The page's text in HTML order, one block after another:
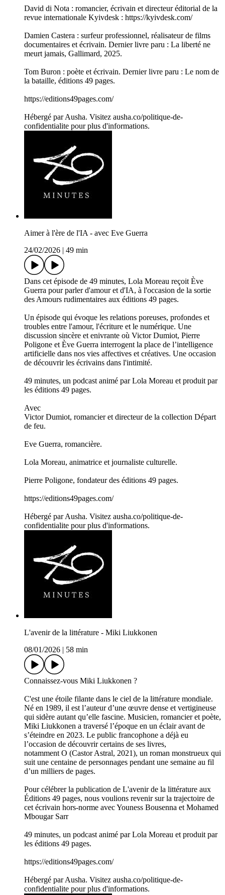
David di Nota : romancier, écrivain et directeur éditorial de la
revue internationale Kyivdesk : https://kyivdesk.com/
Damien Castera : surfeur professionnel, réalisateur de films
documentaires et écrivain. Dernier livre paru : La liberté ne
meurt jamais, Gallimard, 2025.
Tom Buron : poète et écrivain. Dernier livre paru : Le nom de
la bataille, éditions 49 pages.
https://editions49pages.com/
Hébergé par Ausha. Visitez ausha.co/politique-de-
confidentialite pour plus d'informations.
Aimer à l'ère de l'IA - avec Eve Guerra
24/02/2026 | 49 min
Dans cet épisode de 49 minutes, Lola Moreau reçoit Ève
Guerra pour parler d'amour et d'IA, à l'occasion de la sortie
des Amours rudimentaires aux éditions 49 pages.
Un épisode qui évoque les relations poreuses, profondes et
troubles entre l'amour, l'écriture et le numérique. Une
discussion sincère et enivrante où Victor Dumiot, Pierre
Poligone et Ève Guerra interrogent la place de l’intelligence
artificielle dans nos vies affectives et créatives. Une occasion
de découvrir les écrivains dans l'intimité.
49 minutes, un podcast animé par Lola Moreau et produit par
les éditions 49 pages.
Avec
Victor Dumiot, romancier et directeur de la collection Départ
de feu.
Eve Guerra, romancière.
Lola Moreau, animatrice et journaliste culturelle.
Pierre Poligone, fondateur des éditions 49 pages.
https://editions49pages.com/
Hébergé par Ausha. Visitez ausha.co/politique-de-
confidentialite pour plus d'informations.
L'avenir de la littérature - Miki Liukkonen
08/01/2026 | 58 min
Connaissez-vous Miki Liukkonen ?
C'est une étoile filante dans le ciel de la littérature mondiale.
Né en 1989, il est l’auteur d’une œuvre dense et vertigineuse
qui sidère autant qu’elle fascine. Musicien, romancier et poète,
Miki Liukkonen a traversé l’époque en un éclair avant de
s’éteindre en 2023. Le public francophone a déjà eu
l’occasion de découvrir certains de ses livres,
notamment O (Castor Astral, 2021), un roman monstrueux qui
suit une centaine de personnages pendant une semaine au fil
d’un milliers de pages.
Pour célébrer la publication de L'avenir de la littérature aux
Éditions 49 pages, nous voulions revenir sur la trajectoire de
cet écrivain hors-norme avec Youness Bousenna et Mohamed
Mbougar Sarr
49 minutes, un podcast animé par Lola Moreau et produit par
les éditions 49 pages.
https://editions49pages.com/
Hébergé par Ausha. Visitez ausha.co/politique-de-
confidentialite pour plus d'informations.